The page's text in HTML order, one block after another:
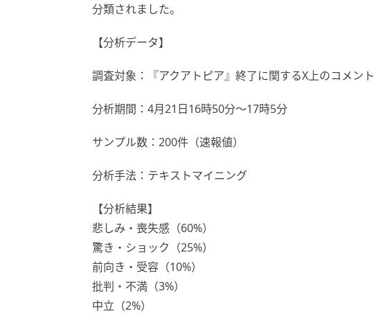
分類されました。
【分析データ】
調査対象：『アクアトピア』終了に関するX上のコメント
分析期間：4月21日16時50分～17時5分
サンプル数：200件（速報値）
分析手法：テキストマイニング
【分析結果】
悲しみ・喪失感（60%）
驚き・ショック（25%）
前向き・受容（10%）
批判・不満（3%）
中立（2%）